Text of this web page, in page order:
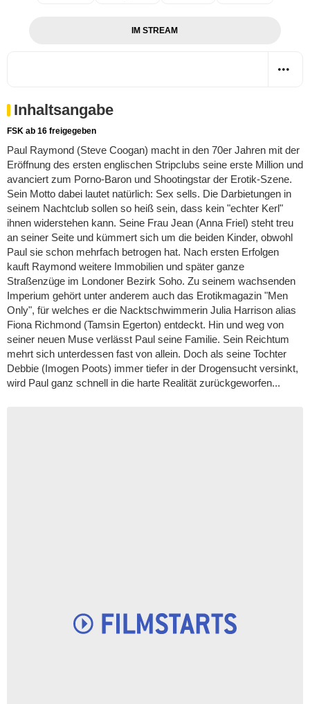
IM STREAM
Inhaltsangabe
FSK ab 16 freigegeben
Paul Raymond (Steve Coogan) macht in den 70er Jahren mit der
Eröffnung des ersten englischen Stripclubs seine erste Million und
avanciert zum Porno-Baron und Shootingstar der Erotik-Szene.
Sein Motto dabei lautet natürlich: Sex sells. Die Darbietungen in
seinem Nachtclub sollen so heiß sein, dass kein "echter Kerl"
ihnen widerstehen kann. Seine Frau Jean (Anna Friel) steht treu
an seiner Seite und kümmert sich um die beiden Kinder, obwohl
Paul sie schon mehrfach betrogen hat. Nach ersten Erfolgen
kauft Raymond weitere Immobilien und später ganze
Straßenzüge im Londoner Bezirk Soho. Zu seinem wachsenden
Imperium gehört unter anderem auch das Erotikmagazin "Men
Only", für welches er die Nacktschwimmerin Julia Harrison alias
Fiona Richmond (Tamsin Egerton) entdeckt. Hin und weg von
seiner neuen Muse verlässt Paul seine Familie. Sein Reichtum
mehrt sich unterdessen fast von allein. Doch als seine Tochter
Debbie (Imogen Poots) immer tiefer in der Drogensucht versinkt,
wird Paul ganz schnell in die harte Realität zurückgeworfen...